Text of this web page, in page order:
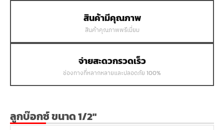
สินค้ามีคุณภาพ
สินค้าคุณภาพพรีเมี่ยม
จ่ายสะดวกรวดเร็ว
ช่องทางที่หลากหลายและปลอดภัย 100%
ลูกบ๊อกซ์ ขนาด 1/2"